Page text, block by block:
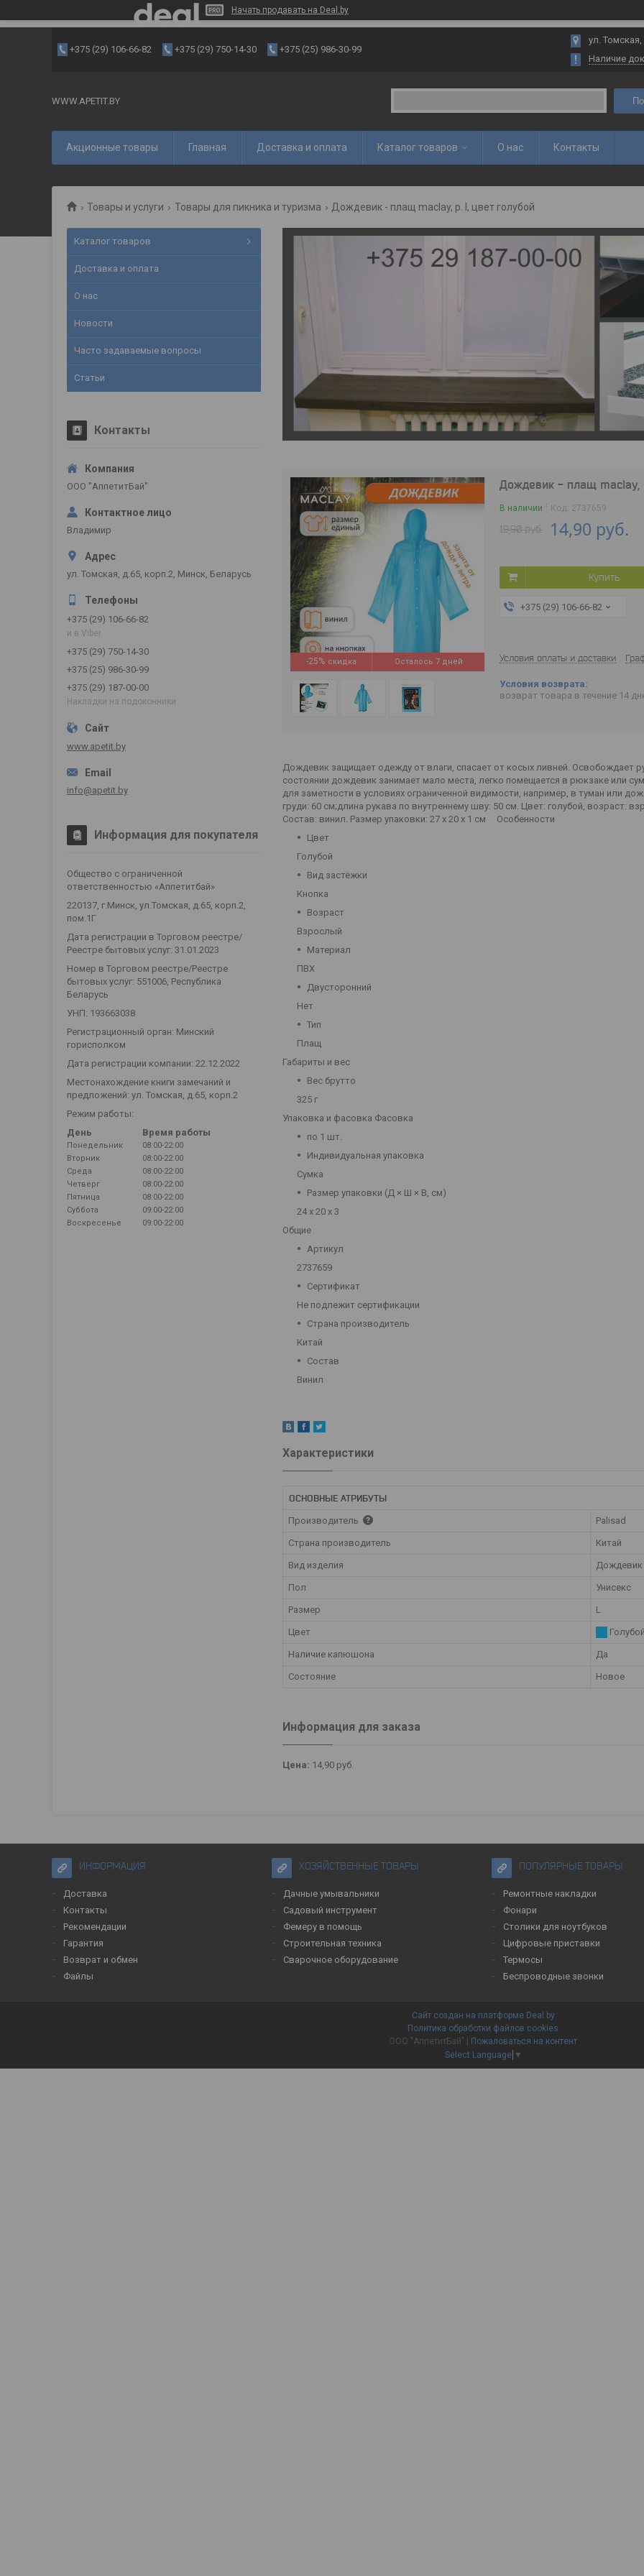
Начать продавать на Deal.by
+375 (29) 106-66-82 +375 (29) 750-14-30 +375 (25) 986-30-99
ул.
Наличие
WWW.APETIT.BY
Акционные товары Главная Доставка и оплата Каталог товаров О нас Контакты
Товары и услуги Товары для пикника и туризма Дождевик - плащ maclay, р. l, цвет голубой
-25% Осталось 7 дней
Дождевик - плащ maclay,
В наличии Код: 2737659
19,90руб. 14,90 руб.
Купить
+375 (29) 106-66-82
Условия оплаты и доставки
возврат товара в течение 14
Дождевик защищает одежду от влаги, спасает от косых ливней. Освобождает
состоянии дождевик занимает мало места, легко помещается в рюкзаке или
для заметности в условиях ограниченной видимости, например, в туман или
груди: 60 см;длина рукава по внутреннему шву: 50 см. Цвет: голубой, возраст:
Состав: винил. Размер упаковки: 27 x 20 x 1 см Особенности
Цвет
Голубой
Вид застёжки
Кнопка
Возраст
Взрослый
Материал
ПВХ
Двусторонний
Нет
Тип
Плащ
Габариты и вес
Вес брутто
325 г
Упаковка и фасовка Фасовка
по 1 шт.
Индивидуальная упаковка
Сумка
Размер упаковки (Д × Ш × В, см)
24 х 20 х 3
Общие
Артикул
2737659
Сертификат
Не подлежит сертификации
Страна производитель
Китай
Состав
Винил
Характеристики
ОСНОВНЫЕ АТРИБУТЫ
Производитель Palisad
Страна производитель Китай
Вид изделия Дождевик
Пол Унисекс
Размер L
Цвет
Наличие капюшона Да
Состояние Новое
Информация для заказа
Цена: 14,90 руб.
Каталог товаров
Доставка и оплата
О нас
Новости
Часто задаваемые вопросы
Статьи
Контакты
ООО "АппетитБай"
Владимир
ул. Томская, д.65, корп.2, Минск, Беларусь
+375 (29) 106-66-82
и в Viber
+375 (29) 750-14-30
+375 (25) 986-30-99
+375 (29) 187-00-00
Накладки на подоконники
www.apetit.by
info@apetit.by
Информация для покупателя
Общество с ограниченной
ответственностью «Аппетитбай»
220137, г.Минск, ул.Томская, д.65, корп.2,
пом.1Г
Дата регистрации в Торговом реестре/
Реестре бытовых услуг: 31.01.2023
Номер в Торговом реестре/Реестре
бытовых услуг: 551006, Республика
Беларусь
УНП: 193663038
Регистрационный орган: Минский
горисполком
Дата регистрации компании: 22.12.2022
Местонахождение книги замечаний и
предложений: ул. Томская, д.65, корп.2
Режим работы:
День
Время работы
Понедельник
08:00-22:00
Вторник
08:00-22:00
Среда
08:00-22:00
Четверг
08:00-22:00
Пятница
08:00-22:00
Суббота
09:00-22:00
Воскресенье
09:00-22:00
ИНФОРМАЦИЯ
Доставка
Контакты
Рекомендации
Гарантия
Возврат и обмен
Файлы
ХОЗЯЙСТВЕННЫЕ ТОВАРЫ
Дачные умывальники
Садовый инструмент
Фемеру в помощь
Строительная техника
Сварочное оборудование
ПОПУЛЯРНЫЕ ТОВАРЫ
Ремонтные накладки
Фонари
Столики для ноутбуков
Цифровые приставки
Термосы
Беспроводные звонки
Сайт создан на платформе Deal.by
Политика обработки файлов cookies
ООО "АппетитБай" | Пожаловаться на контент
Select Language ▼